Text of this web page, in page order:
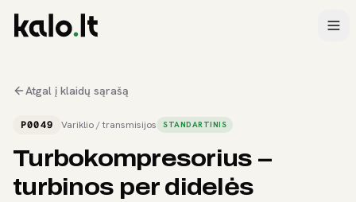
Atgal į klaidų sąrašą
P0049 Variklio / transmisijos STANDARTINIS
Turbokompresorius –
turbinos per didelės